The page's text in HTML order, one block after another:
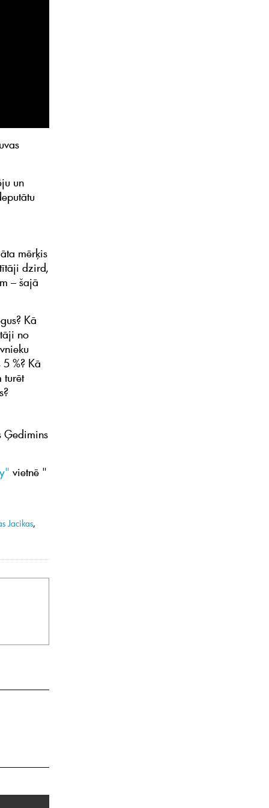
un
mērķis
dzird,
– šajā
Kā
no
%? Kā
turēt
Ģedimins
vietnē "
Jacikas,